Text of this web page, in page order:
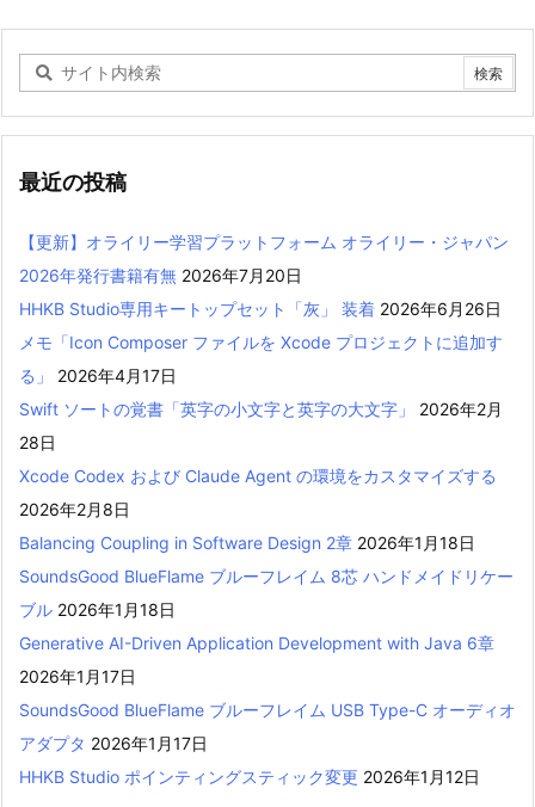
最近の投稿
【更新】オライリー学習プラットフォーム オライリー・ジャパン
2026年発行書籍有無 2026年7月20日
HHKB Studio専用キートップセット「灰」 装着 2026年6月26日
メモ「Icon Composer ファイルを Xcode プロジェクトに追加す
る」
2026年4月17日
Swift ソートの覚書「英字の小文字と英字の大文字」
2026年2月
28日
Xcode Codex および Claude Agent の環境をカスタマイズする
2026年2月8日
Balancing Coupling in Software Design 2章 2026年1月18日
SoundsGood BlueFlame ブルーフレイム 8芯 ハンドメイドリケー
ブル 2026年1月18日
Generative AI-Driven Application Development with Java 6章
2026年1月17日
SoundsGood BlueFlame ブルーフレイム USB Type-C オーディオ
アダプタ 2026年1月17日
HHKB Studio ポインティングスティック変更 2026年1月12日